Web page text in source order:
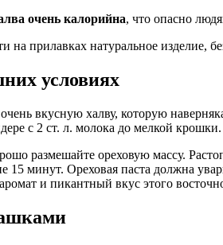
очень калорийна, что опасно
на прилавках натуральное изделие,
условиях
вкусную халву, которую
с 2 ст. л. молока до мелкой крошки.
размешайте ореховую массу.
15 минут. Ореховая паста должна
и пикантный вкус этого